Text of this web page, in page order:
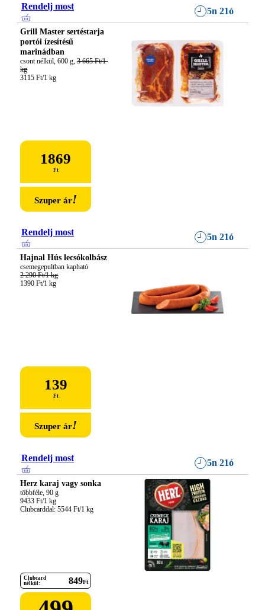
Rendelj most 5n 21ó
Grill Master sertéstarja
portói ízesítésű
marinádban
csont nélkül, 600 g, 3 665 Ft/1
kg
3115 Ft/1 kg
1869
Ft
Szuper ár!
Rendelj most 5n 21ó
Hajnal Hús lecsókolbász
2 290 Ft/1 kg
1390 Ft/1 kg
139
Ft
Szuper ár!
Rendelj most 5n 21ó
Herz karaj vagy sonka
többféle, 90 g
9433 Ft/1 kg
Clubcarddal: 5544 Ft/1 kg
Clubcard
nélkül:
849Ft